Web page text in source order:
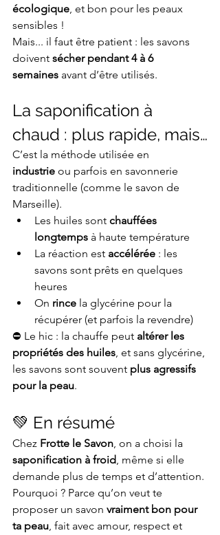
écologique, et bon pour les peaux
sensibles !
Mais... il faut être patient : les savons
doivent sécher pendant 4 à 6
semaines avant d’être utilisés.
La saponification à
chaud : plus rapide, mais…
C’est la méthode utilisée en
industrie ou parfois en savonnerie
traditionnelle (comme le savon de
Marseille).
Les huiles sont chauffées
longtemps à haute température
La réaction est accélérée : les
savons sont prêts en quelques
heures
On rince la glycérine pour la
récupérer (et parfois la revendre)
⛔ Le hic : la chauffe peut altérer les
propriétés des huiles, et sans glycérine,
les savons sont souvent plus agressifs
pour la peau.
💚 En résumé
Chez Frotte le Savon, on a choisi la
saponification à froid, même si elle
demande plus de temps et d’attention.
Pourquoi ? Parce qu’on veut te
proposer un savon vraiment bon pour
ta peau, fait avec amour, respect et